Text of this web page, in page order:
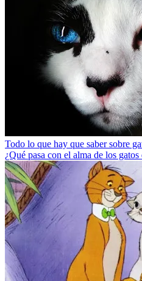
Todo lo que hay que saber sobre
¿Qué pasa con el alma de los